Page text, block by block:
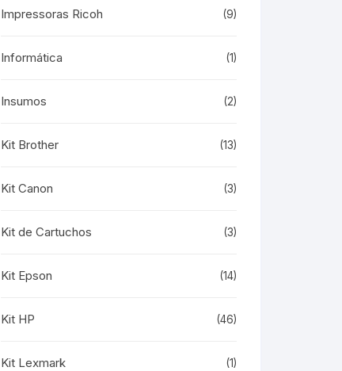
Impressoras Ricoh (9)
Informática (1)
Insumos (2)
Kit Brother (13)
Kit Canon (3)
Kit de Cartuchos (3)
Kit Epson (14)
Kit HP (46)
Kit Lexmark (1)